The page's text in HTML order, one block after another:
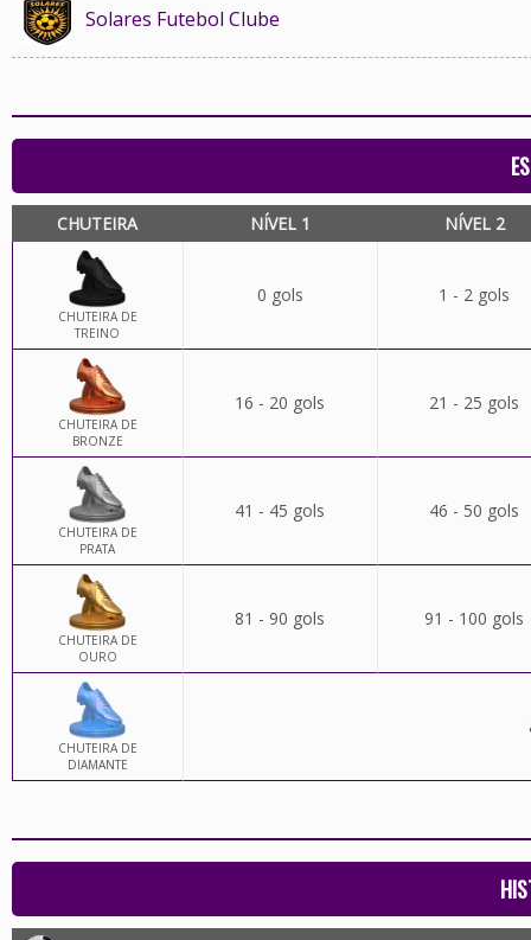
Solares Futebol Clube
CHUTEIRA NÍVEL 1 NÍVEL 2
CHUTEIRA DE
TREINO
0 gols 1 - 2 gols
CHUTEIRA DE
BRONZE
16 - 20 gols 21 - 25 gols
CHUTEIRA DE
PRATA
41 - 45 gols 46 - 50 gols
CHUTEIRA DE
OURO
81 - 90 gols 91 - 100 gols
CHUTEIRA DE
DIAMANTE